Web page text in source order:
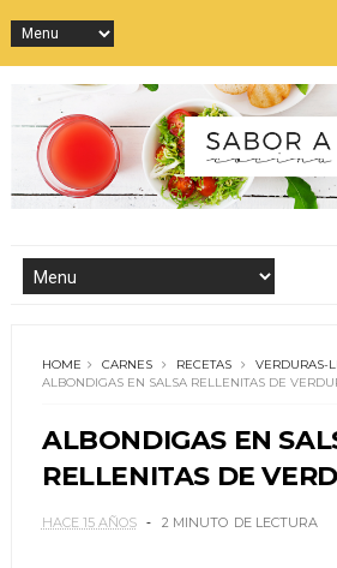
HOME CARNES RECETAS
VERDURAS-
ALBONDIGAS EN SALSA RELLENITAS DE
ALBONDIGAS EN
RELLENITAS DE
HACE 15 AÑOS 2 MINUTO DE LECTURA